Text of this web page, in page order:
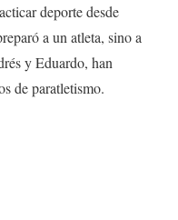
deporte desde
a un atleta, sino a
y Eduardo, han
de paratletismo.